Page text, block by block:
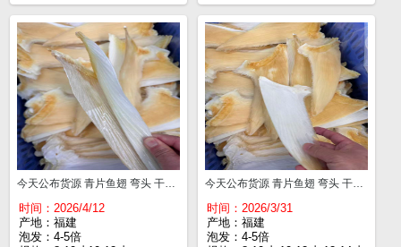
今天公布货源 青片鱼翅 弯头 干度好翅针多 8-10寸¥880 10-12寸¥980 12-14寸¥1040 14-16寸¥1140
时间：2026/4/12
产地：福建
泡发：4-5倍
今天公布货源 青片鱼翅 弯头 干度好翅针多 8-10寸¥900 10-12寸¥960 12-14寸¥1020 14-16寸¥1120
时间：2026/3/31
产地：福建
泡发：4-5倍